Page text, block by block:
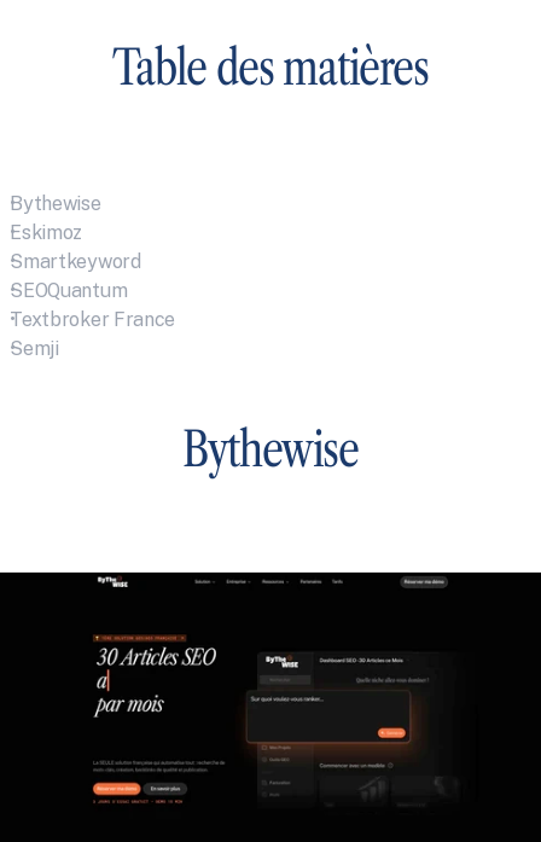
Table des matières
Bythewise
Eskimoz
Smartkeyword
SEOQuantum
Textbroker France
Semji
Bythewise